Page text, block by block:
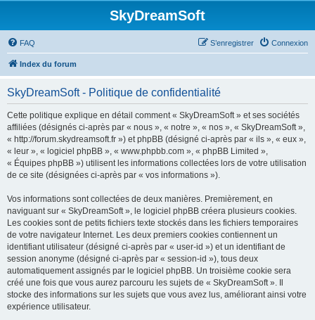
SkyDreamSoft
FAQ Connexion
S’enregistrer
Index du forum
SkyDreamSoft - Politique de confidentialité
Cette politique explique en détail comment « SkyDreamSoft » et ses sociétés
affiliées (désignés ci-après par « nous », « notre », « nos », « SkyDreamSoft »,
« http://forum.skydreamsoft.fr ») et phpBB (désigné ci-après par « ils », « eux »,
« leur », « logiciel phpBB », « www.phpbb.com », « phpBB Limited »,
« Équipes phpBB ») utilisent les informations collectées lors de votre utilisation
de ce site (désignées ci-après par « vos informations »).
Vos informations sont collectées de deux manières. Premièrement, en
naviguant sur « SkyDreamSoft », le logiciel phpBB créera plusieurs cookies.
Les cookies sont de petits fichiers texte stockés dans les fichiers temporaires
de votre navigateur Internet. Les deux premiers cookies contiennent un
identifiant utilisateur (désigné ci-après par « user-id ») et un identifiant de
session anonyme (désigné ci-après par « session-id »), tous deux
automatiquement assignés par le logiciel phpBB. Un troisième cookie sera
créé une fois que vous aurez parcouru les sujets de « SkyDreamSoft ». Il
stocke des informations sur les sujets que vous avez lus, améliorant ainsi votre
expérience utilisateur.